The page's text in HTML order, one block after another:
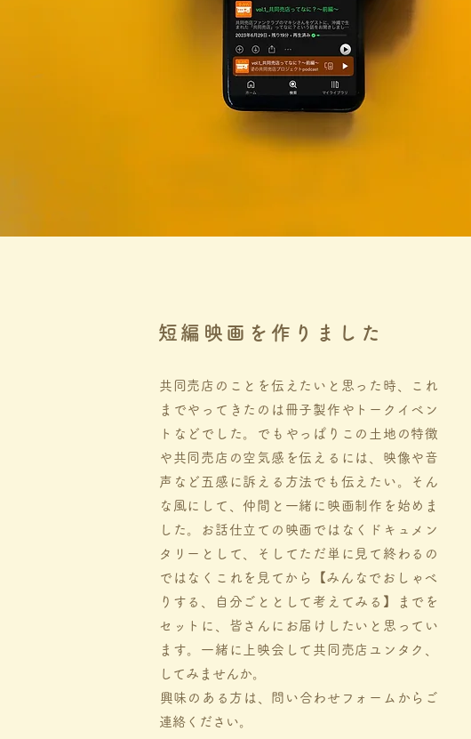
短編映画を作りました
共同売店のことを伝えたいと思った時、これ
までやってきたのは冊子製作やトークイベン
トなどでした。
でもやっぱりこの土地の特徴
や共同売店の空気感を伝えるには、映像や音
声など五感に訴える方法でも伝えたい。そん
な風にして、仲間と一緒に映画制作を始めま
した。
お話仕立ての映画ではなくドキュメン
タリーとして、そしてただ単に見て終わるの
ではなく​これを見てから【みんなでおしゃべ
りする、自分ごととして考えてみる】までを
セットに、 皆さんにお届けしたいと思ってい
ます。一緒に上映会して共同売店ユンタク、
してみませんか。
​興味のある方は、問い合わせフォームからご
連絡ください。